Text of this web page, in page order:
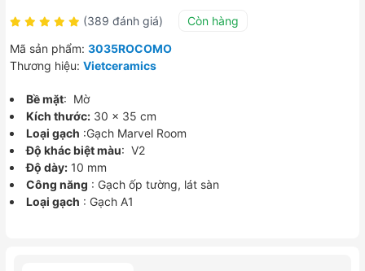
(389 đánh giá)
Còn hàng
Mã sản phẩm: 3035ROCOMO
Thương hiệu: Vietceramics
Bề mặt: Mờ
Kích thước: 30 x 35 cm
Loại gạch :Gạch Marvel Room
Độ khác biệt màu: V2
Độ dày: 10 mm
Công năng : Gạch ốp tường, lát sàn
Loại gạch : Gạch A1